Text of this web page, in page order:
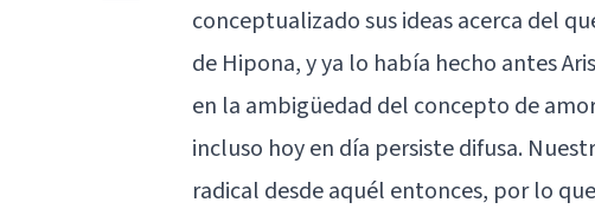
conceptualizado sus ideas acerca del
de Hipona, y ya lo había hecho antes
en la ambigüedad del concepto de
incluso hoy en día persiste difusa.
radical desde aquél entonces, por lo